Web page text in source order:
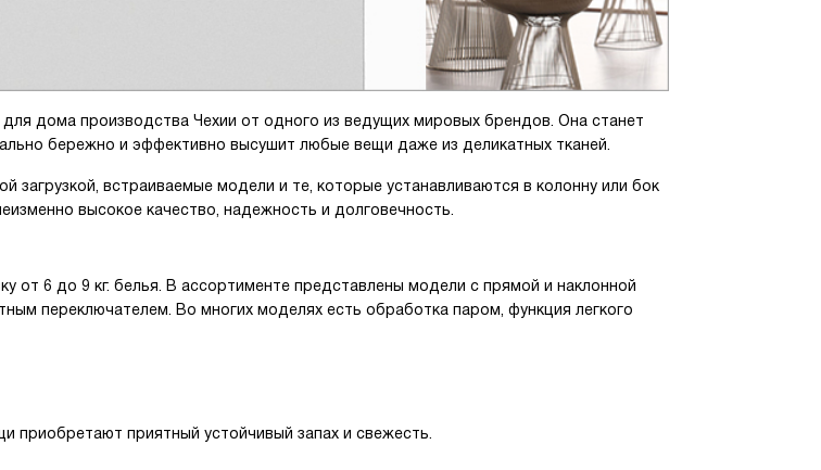
дома производства Чехии от одного из ведущих мировых брендов. Она станет
бережно и эффективно высушит любые вещи даже из деликатных тканей.
встраиваемые модели и те, которые устанавливаются в колонну или бок
высокое качество, надежность и долговечность.
6 до 9 кг. белья. В ассортименте представлены модели с прямой и наклонной
переключателем. Во многих моделях есть обработка паром, функция легкого
приятный устойчивый запах и свежесть.